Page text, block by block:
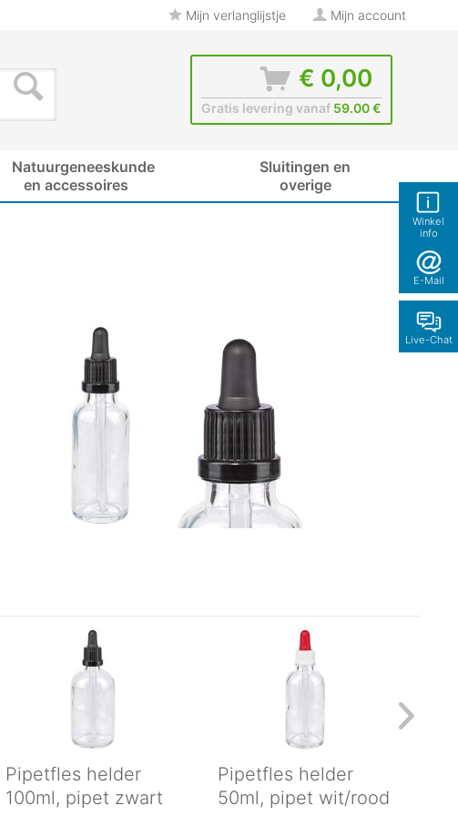
Winkel
info
E-Mail
Live-Chat
Mijn verlanglijstje Mijn account
€ 0,00
Gratis levering vanaf 59.00 €
Natuurgeneeskunde
en accessoires
Sluitingen en
overige
Pipetfles helder
100ml, pipet zwart
Pipetfles helder
50ml, pipet wit/rood